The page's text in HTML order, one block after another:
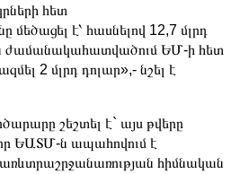
հետ
մեծացել է՝ հասնելով 12,7 մլրդ
ժամանակահատվածում ԵՄ-ի հետ
2 մլրդ դոլար»,- նշել է
շեշտել է` այս թվերը
ԵԱՏՄ-ն ապահովում է
հիմնական